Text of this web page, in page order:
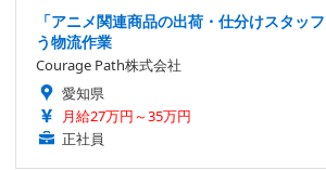
「アニメ関連商品の出荷・仕分けスタッ
う物流作業
Courage Path株式会社
愛知県
月給27万円～35万円
正社員